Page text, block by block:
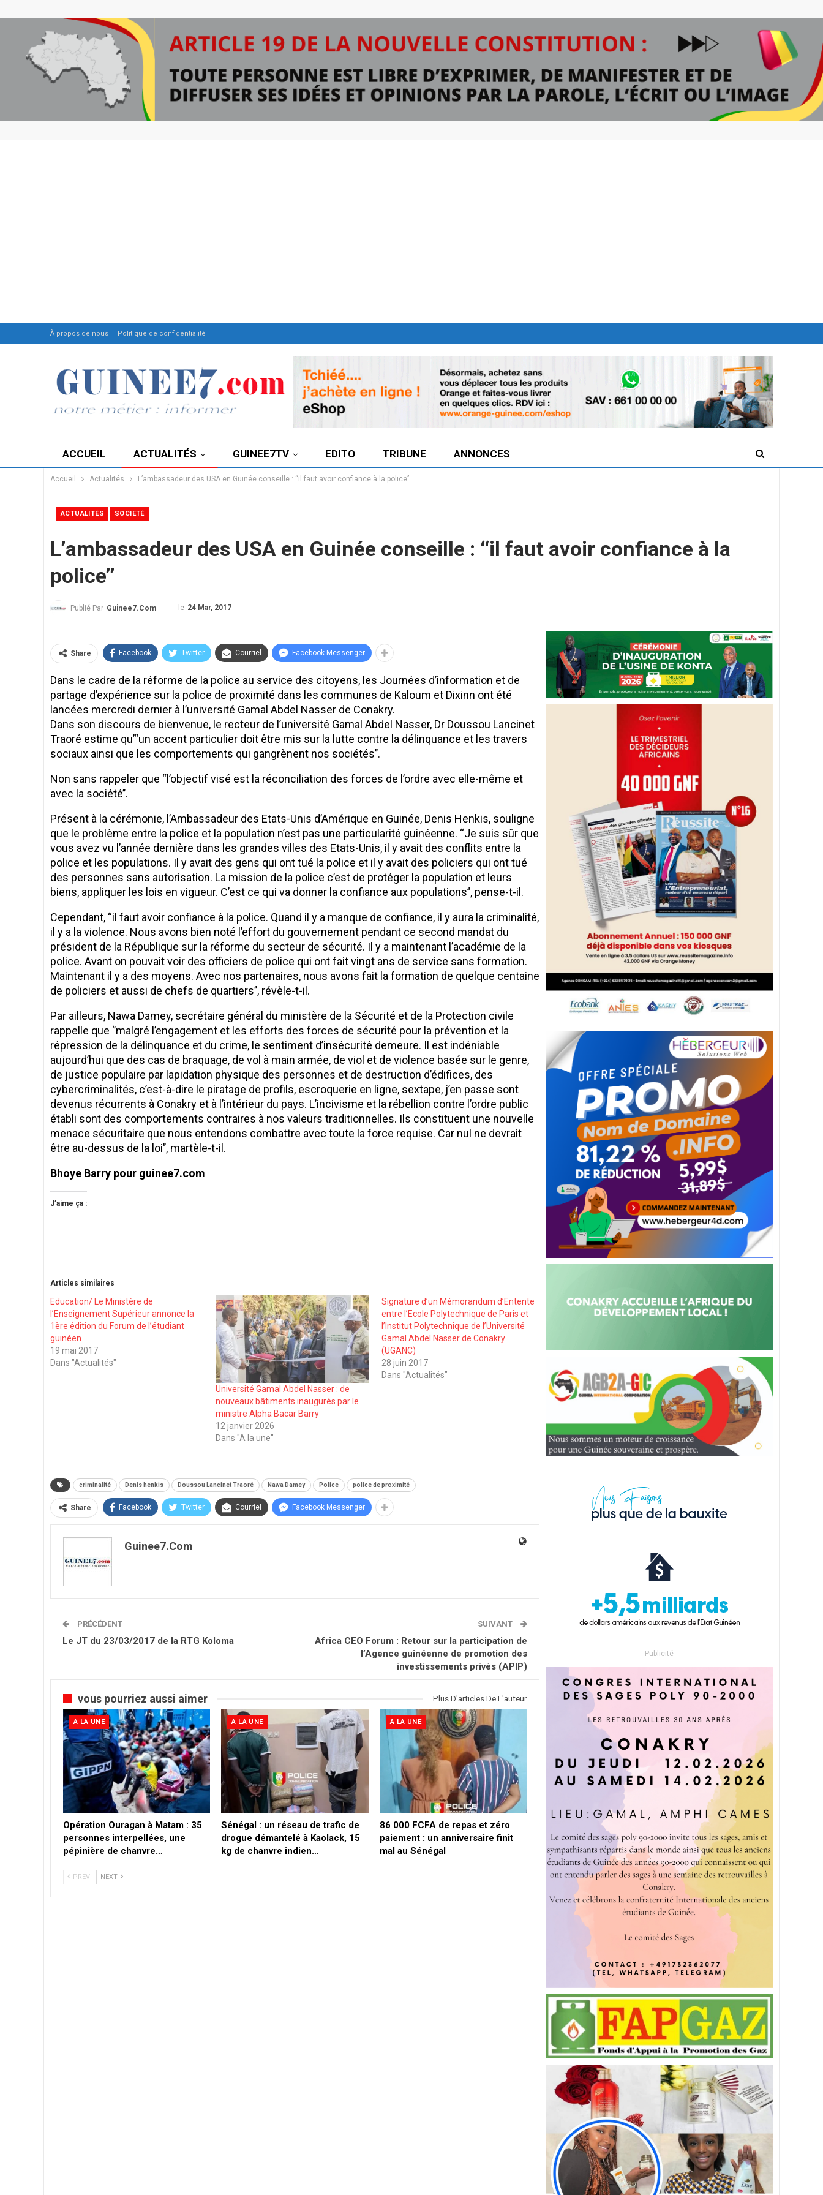
À propos de nous Politique de confidentialité
ACCUEIL ACTUALITÉS GUINEE7TV EDITO TRIBUNE ANNONCES
Accueil Actualités L’ambassadeur des USA en Guinée conseille : ‘‘il faut avoir confiance à la police’’
ACTUALITÉS SOCIETÉ
L’ambassadeur des USA en Guinée conseille : ‘‘il faut avoir confiance à la
police’’
Publié Par Guinee7.com le 24 Mar, 2017
Share Facebook Twitter Courriel Facebook Messenger
Dans le cadre de la réforme de la police au service des citoyens, les Journées d’information et de
partage d’expérience sur la police de proximité dans les communes de Kaloum et Dixinn ont été
lancées mercredi dernier à l’université Gamal Abdel Nasser de Conakry.
Dans son discours de bienvenue, le recteur de l’université Gamal Abdel Nasser, Dr Doussou Lancinet
Traoré estime qu’‘‘un accent particulier doit être mis sur la lutte contre la délinquance et les travers
sociaux ainsi que les comportements qui gangrènent nos sociétés’’.
Non sans rappeler que ‘‘l’objectif visé est la réconciliation des forces de l’ordre avec elle-même et
avec la société’’.
Présent à la cérémonie, l’Ambassadeur des Etats-Unis d’Amérique en Guinée, Denis Henkis, souligne
que le problème entre la police et la population n’est pas une particularité guinéenne. ‘‘Je suis sûr que
vous avez vu l’année dernière dans les grandes villes des Etats-Unis, il y avait des conflits entre la
police et les populations. Il y avait des gens qui ont tué la police et il y avait des policiers qui ont tué
des personnes sans autorisation. La mission de la police c’est de protéger la population et leurs
biens, appliquer les lois en vigueur. C’est ce qui va donner la confiance aux populations’’, pense-t-il.
Cependant, ‘‘il faut avoir confiance à la police. Quand il y a manque de confiance, il y aura la criminalité,
il y a la violence. Nous avons bien noté l’effort du gouvernement pendant ce second mandat du
président de la République sur la réforme du secteur de sécurité. Il y a maintenant l’académie de la
police. Avant on pouvait voir des officiers de police qui ont fait vingt ans de service sans formation.
Maintenant il y a des moyens. Avec nos partenaires, nous avons fait la formation de quelque centaine
de policiers et aussi de chefs de quartiers’’, révèle-t-il.
Par ailleurs, Nawa Damey, secrétaire général du ministère de la Sécurité et de la Protection civile
rappelle que ‘’malgré l’engagement et les efforts des forces de sécurité pour la prévention et la
répression de la délinquance et du crime, le sentiment d’insécurité demeure. Il est indéniable
aujourd’hui que des cas de braquage, de vol à main armée, de viol et de violence basée sur le genre,
de justice populaire par lapidation physique des personnes et de destruction d’édifices, des
cybercriminalités, c’est-à-dire le piratage de profils, escroquerie en ligne, sextape, j’en passe sont
devenus récurrents à Conakry et à l’intérieur du pays. L’incivisme et la rébellion contre l’ordre public
établi sont des comportements contraires à nos valeurs traditionnelles. Ils constituent une nouvelle
menace sécuritaire que nous entendons combattre avec toute la force requise. Car nul ne devrait
être au-dessus de la loi’’, martèle-t-il.
Bhoye Barry pour guinee7.com
J’aime ça :
Articles similaires
Education/ Le Ministère de
l’Enseignement Supérieur annonce la
1ère édition du Forum de l’étudiant
guinéen
19 mai 2017
Dans "Actualités"
Université Gamal Abdel Nasser : de
nouveaux bâtiments inaugurés par le
ministre Alpha Bacar Barry
12 janvier 2026
Dans "A la une"
Signature d’un Mémorandum d’Entente
entre l’Ecole Polytechnique de Paris et
l’Institut Polytechnique de l’Université
Gamal Abdel Nasser de Conakry
(UGANC)
28 juin 2017
Dans "Actualités"
criminalité Denis henkis Doussou Lancinet Traoré Nawa Damey Police police de proximité
Share Facebook Twitter Courriel Facebook Messenger
Guinee7.com
PRÉCÉDENT
Le JT du 23/03/2017 de la RTG Koloma
SUIVANT
Africa CEO Forum : Retour sur la participation de
l’Agence guinéenne de promotion des
investissements privés (APIP)
vous pourriez aussi aimer Plus D'articles De L'auteur
A LA UNE
Opération Ouragan à Matam : 35
personnes interpellées, une
pépinière de chanvre…
A LA UNE
Sénégal : un réseau de trafic de
drogue démantelé à Kaolack, 15
kg de chanvre indien…
A LA UNE
86 000 FCFA de repas et zéro
paiement : un anniversaire finit
mal au Sénégal
PREV NEXT
- Publicité -